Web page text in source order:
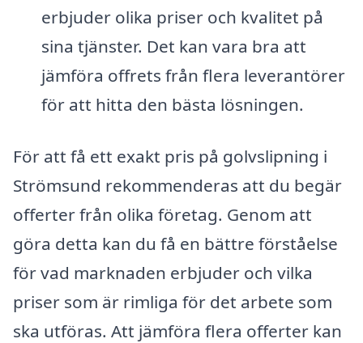
erbjuder olika priser och kvalitet på
sina tjänster. Det kan vara bra att
jämföra offrets från flera leverantörer
för att hitta den bästa lösningen.
För att få ett exakt pris på golvslipning i
Strömsund rekommenderas att du begär
offerter från olika företag. Genom att
göra detta kan du få en bättre förståelse
för vad marknaden erbjuder och vilka
priser som är rimliga för det arbete som
ska utföras. Att jämföra flera offerter kan